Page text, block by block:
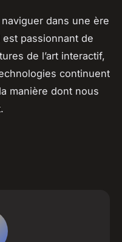
dans une ère
passionnant de
de l’art interactif,
continuent
manière dont nous